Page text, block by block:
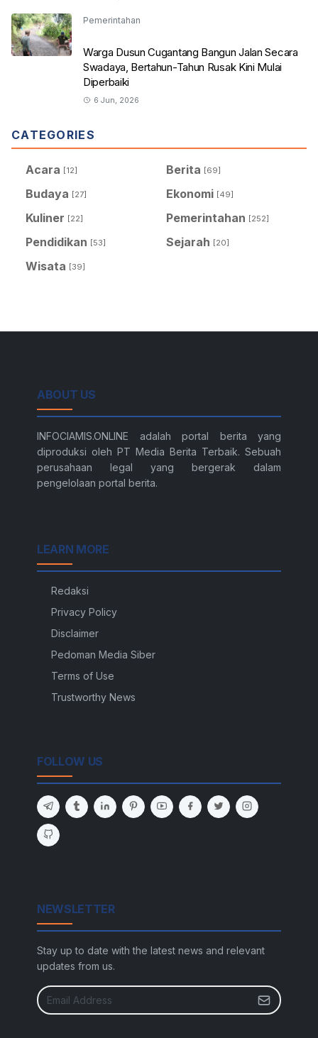
Pemerintahan
Warga Dusun Cugantang Bangun Jalan Secara
Swadaya, Bertahun-Tahun Rusak Kini Mulai
Diperbaiki
6 Jun, 2026
CATEGORIES
Acara [12] Berita [69]
Budaya [27] Ekonomi [49]
Kuliner [22] Pemerintahan [252]
Pendidikan [53] Sejarah [20]
Wisata [39]
ABOUT US
INFOCIAMIS.ONLINE adalah portal berita yang
diproduksi oleh PT Media Berita Terbaik. Sebuah
perusahaan legal yang bergerak dalam
pengelolaan portal berita.
LEARN MORE
Redaksi
Privacy Policy
Disclaimer
Pedoman Media Siber
Terms of Use
Trustworthy News
FOLLOW US
NEWSLETTER
Stay up to date with the latest news and relevant
updates from us.